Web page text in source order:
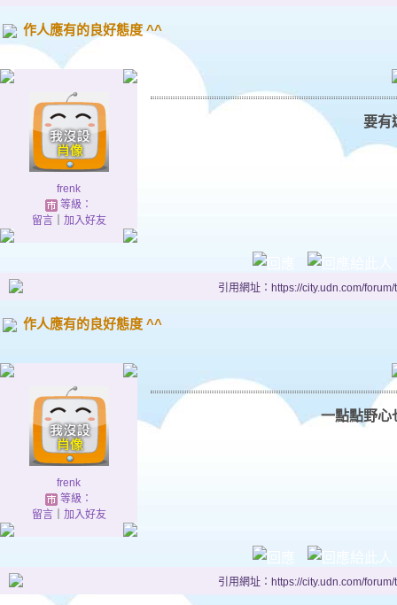
作人應有的良好態度 ^^
frenk
等級：
留言｜ 加入好友
要有
引用網址：https://city.udn.com/
作人應有的良好態度 ^^
frenk
等級：
留言｜ 加入好友
一點點野心
引用網址：https://city.udn.com/